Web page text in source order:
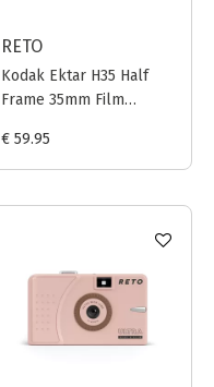
RETO
Kodak Ektar H35 Half
Frame 35mm Film
€ 59.95